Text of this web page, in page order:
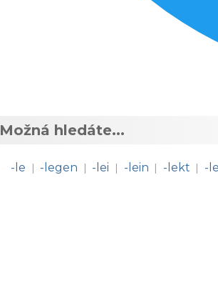
Možná hledáte...
-le | -legen | -lei | -lein | -lekt | -